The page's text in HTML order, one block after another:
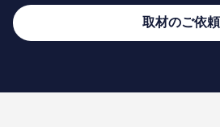
取材のご依頼